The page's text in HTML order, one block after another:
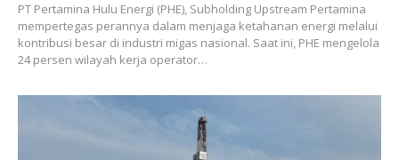
PT Pertamina Hulu Energi (PHE), Subholding Upstream Pertamina
mempertegas perannya dalam menjaga ketahanan energi melalui
kontribusi besar di industri migas nasional. Saat ini, PHE mengelola
24 persen wilayah kerja operator…